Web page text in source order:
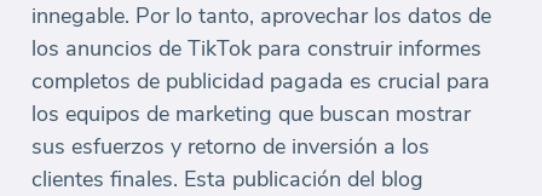
innegable. Por lo tanto, aprovechar los datos de
los anuncios de TikTok para construir informes
completos de publicidad pagada es crucial para
los equipos de marketing que buscan mostrar
sus esfuerzos y retorno de inversión a los
clientes finales. Esta publicación del blog